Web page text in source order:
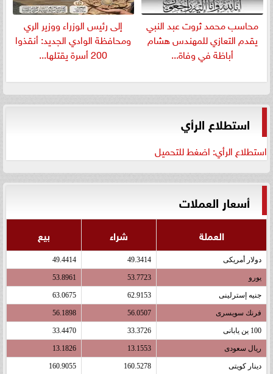
​محاسب محمد ثروت عبد النبي
يقدم التعازي للمهندس هشام
أباظة في وفاة...
إلى رئيس الوزراء ووزير الري
ومحافظة الوادي الجديد: أنقذوا
200 أسرة يقتلها...
استطلاع الرأي
استطلاع الرأي: اضغط للتحميل
أسعار العملات
العملة شراء بيع
دولار أمريكى 49.3414
49.4414
يورو 53.7723
53.8961
جنيه إسترلينى 62.9153
63.0675
فرنك سويسرى 56.0507
56.1898
100 ين يابانى 33.3726
33.4470
ريال سعودى 13.1553
13.1826
دينار كويتى 160.5278
160.9055